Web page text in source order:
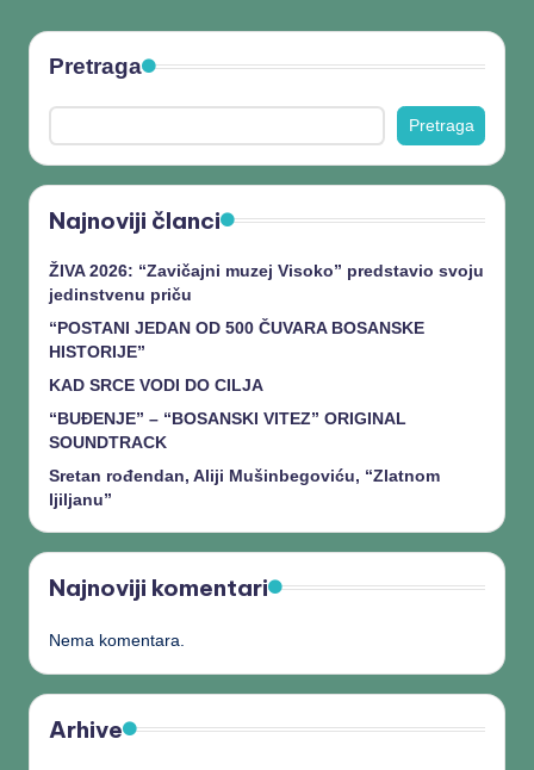
Pretraga
Pretraga
Najnoviji članci
ŽIVA 2026: “Zavičajni muzej Visoko” predstavio svoju
jedinstvenu priču
“POSTANI JEDAN OD 500 ČUVARA BOSANSKE
HISTORIJE”
KAD SRCE VODI DO CILJA
“BUĐENJE” – “BOSANSKI VITEZ” ORIGINAL
SOUNDTRACK
Sretan rođendan, Aliji Mušinbegoviću, “Zlatnom
ljiljanu”
Najnoviji komentari
Nema komentara.
Arhive